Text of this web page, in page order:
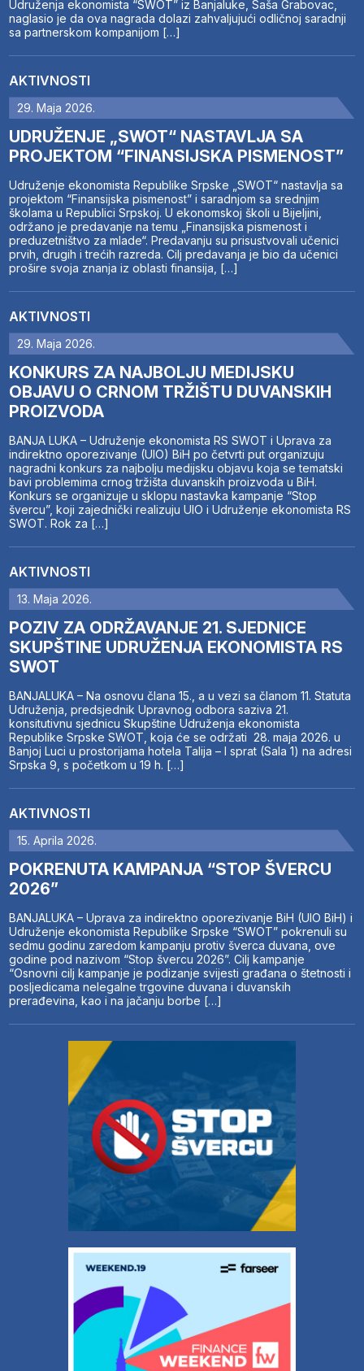
Udruženja ekonomista “SWOT” iz Banjaluke, Saša Grabovac,
naglasio je da ova nagrada dolazi zahvaljujući odličnoj saradnji
sa partnerskom kompanijom […]
AKTIVNOSTI
29. Maja 2026.
UDRUŽENJE „SWOT“ NASTAVLJA SA
PROJEKTOM “FINANSIJSKA PISMENOST”
Udruženje ekonomista Republike Srpske „SWOT“ nastavlja sa
projektom “Finansijska pismenost” i saradnjom sa srednjim
školama u Republici Srpskoj. U ekonomskoj školi u Bijeljini,
održano je predavanje na temu „Finansijska pismenost i
preduzetništvo za mlade“. Predavanju su prisustvovali učenici
prvih, drugih i trećih razreda. Cilj predavanja je bio da učenici
prošire svoja znanja iz oblasti finansija, […]
AKTIVNOSTI
29. Maja 2026.
KONKURS ZA NAJBOLJU MEDIJSKU
OBJAVU O CRNOM TRŽIŠTU DUVANSKIH
PROIZVODA
BANJA LUKA – Udruženje ekonomista RS SWOT i Uprava za
indirektno oporezivanje (UIO) BiH po četvrti put organizuju
nagradni konkurs za najbolju medijsku objavu koja se tematski
bavi problemima crnog tržišta duvanskih proizvoda u BiH.
Konkurs se organizuje u sklopu nastavka kampanje “Stop
švercu”, koji zajednički realizuju UIO i Udruženje ekonomista RS
SWOT. Rok za […]
AKTIVNOSTI
13. Maja 2026.
POZIV ZA ODRŽAVANJE 21. SJEDNICE
SKUPŠTINE UDRUŽENJA EKONOMISTA RS
SWOT
BANJALUKA – Na osnovu člana 15., a u vezi sa članom 11. Statuta
Udruženja, predsjednik Upravnog odbora saziva 21.
konsitutivnu sjednicu Skupštine Udruženja ekonomista
Republike Srpske SWOT, koja će se održati 28. maja 2026. u
Banjoj Luci u prostorijama hotela Talija – I sprat (Sala 1) na adresi
Srpska 9, s početkom u 19 h. […]
AKTIVNOSTI
15. Aprila 2026.
POKRENUTA KAMPANJA “STOP ŠVERCU
2026”
BANJALUKA – Uprava za indirektno oporezivanje BiH (UIO BiH) i
Udruženje ekonomista Republike Srpske “SWOT” pokrenuli su
sedmu godinu zaredom kampanju protiv šverca duvana, ove
godine pod nazivom “Stop švercu 2026”. Cilj kampanje
“Osnovni cilj kampanje je podizanje svijesti građana o štetnosti i
posljedicama nelegalne trgovine duvana i duvanskih
prerađevina, kao i na jačanju borbe […]